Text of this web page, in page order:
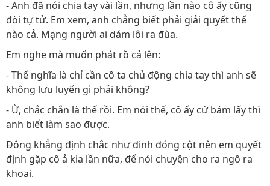
- Anh đã nói chia tay vài lần, nhưng lần nào cô ấy cũng
đòi tự tử. Em xem, anh chẳng biết phải giải quyết thế
nào cả. Mạng người ai dám lôi ra đùa.
Em nghe mà muốn phát rồ cả lên:
- Thế nghĩa là chỉ cần cô ta chủ động chia tay thì anh sẽ
không lưu luyến gì phải không?
- Ừ, chắc chắn là thế rồi. Em nói thế, cô ấy cứ bám lấy thì
anh biết làm sao được.
Đông khẳng định chắc như đinh đóng cột nên em quyết
định gặp cô ả kia lần nữa, để nói chuyện cho ra ngô ra
khoai.